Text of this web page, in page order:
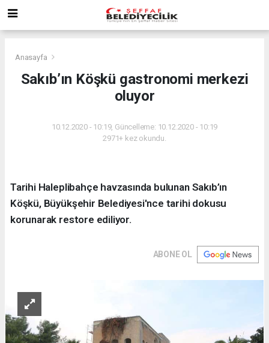
Anasayfa
Sakıb’ın Köşkü gastronomi merkezi
oluyor
10.12.2020 - 10:19, Güncelleme: 10.12.2020 - 10:19
2971+ kez okundu.
Tarihi Haleplibahçe havzasında bulunan Sakıb’ın
Köşkü, Büyükşehir Belediyesi'nce tarihi dokusu
korunarak restore ediliyor.
ABONE OL